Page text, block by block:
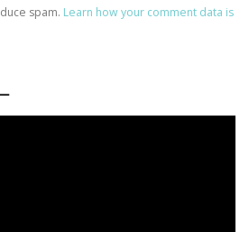
spam. Learn how your comment data is